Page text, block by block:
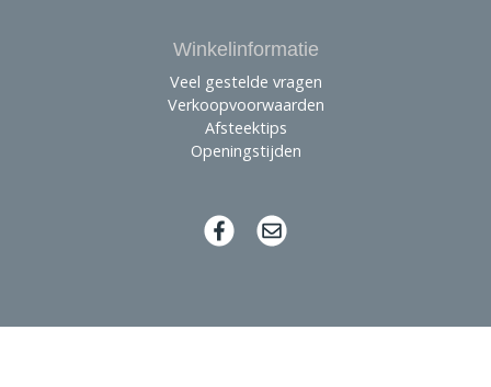
Winkelinformatie
Veel gestelde vragen
Verkoopvoorwaarden
Afsteektips
Openingstijden